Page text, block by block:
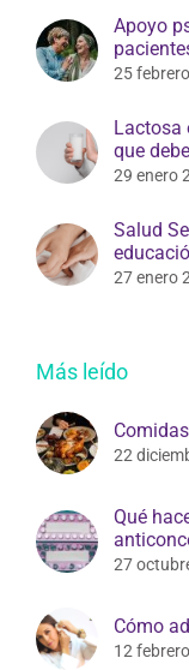
Apoyo
25
Lactosa
que
29 enero
Salud
27 enero
Más leído
22
Qué
27
Cómo
12